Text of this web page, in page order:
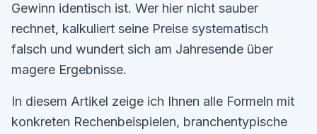
Gewinn identisch ist. Wer hier nicht sauber
rechnet, kalkuliert seine Preise systematisch
falsch und wundert sich am Jahresende über
magere Ergebnisse.
In diesem Artikel zeige ich Ihnen alle Formeln mit
konkreten Rechenbeispielen, branchentypische